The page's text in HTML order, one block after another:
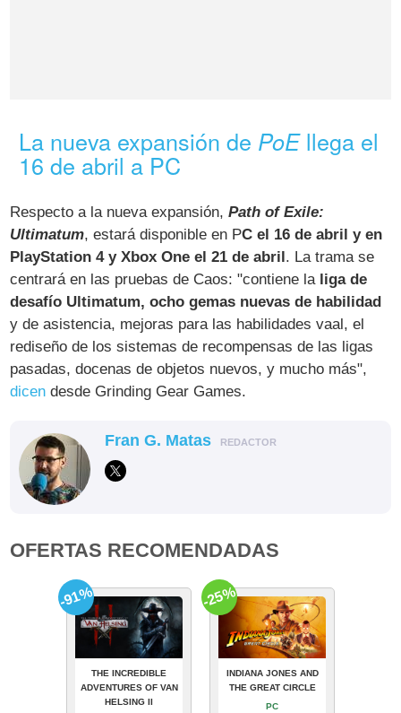
La nueva expansión de PoEllega el
16 de abril a PC
Respecto a la nueva expansión,Path of Exile:
Ultimatum, estará disponible en PC el 16 de abril y en
PlayStation 4 y Xbox One el 21 de abril. La trama se
centrará en las pruebas de Caos: "contiene la liga de
desafío Ultimatum, ocho gemas nuevas de habilidad
y de asistencia, mejoras para las habilidades vaal, el
rediseño de los sistemas de recompensas de las ligas
pasadas, docenas de objetos nuevos, y mucho más",
dicen desde Grinding Gear Games.
Fran G. Matas REDACTOR
OFERTAS RECOMENDADAS
THE INCREDIBLE
ADVENTURES OF VAN
HELSING II
-91%
INDIANA JONES AND
THE GREAT CIRCLE
PC
-25%